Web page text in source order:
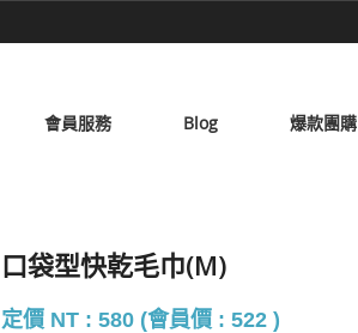
會員服務 Blog 爆款團購
口袋型快乾毛巾(M)
定價 NT : 580 (會員價 : 522 )